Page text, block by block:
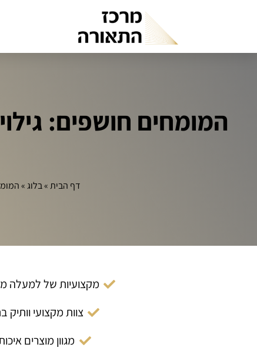
המומחים חושפים:
דף הבית»בלוג»
מקצועיות של למעלה מ- 14
צוות מקצועי וותיק
מגוון מוצרים